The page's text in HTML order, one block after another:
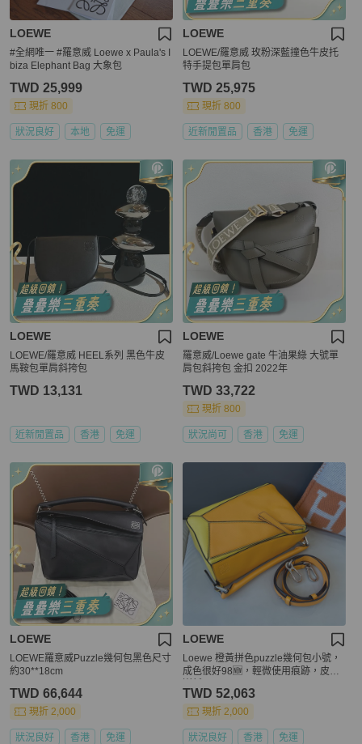
LOEWE
#全網唯一 #羅意威 Loewe x Paula's I
biza Elephant Bag 大象包
TWD 25,999
現折 800
狀況良好 本地 免運
LOEWE
LOEWE/羅意威 玫粉深藍撞色牛皮托
特手提包單肩包
TWD 25,975
現折 800
近新閒置品 香港 免運
LOEWE
LOEWE/羅意威 HEEL系列 黑色牛皮
馬鞍包單肩斜挎包
TWD 13,131
近新閒置品 香港 免運
LOEWE
羅意威/Loewe gate 牛油果綠 大號單
肩包斜挎包 金扣 2022年
TWD 33,722
現折 800
狀況尚可 香港 免運
LOEWE
LOEWE羅意威Puzzle幾何包黑色尺寸
約30**18cm
TWD 66,644
現折 2,000
狀況良好 香港 免運
LOEWE
Loewe 橙黃拼色puzzle幾何包小號，
成色很好98🆕，輕微使用痕跡，皮面
TWD 52,063
現折 2,000
狀況良好 香港 免運